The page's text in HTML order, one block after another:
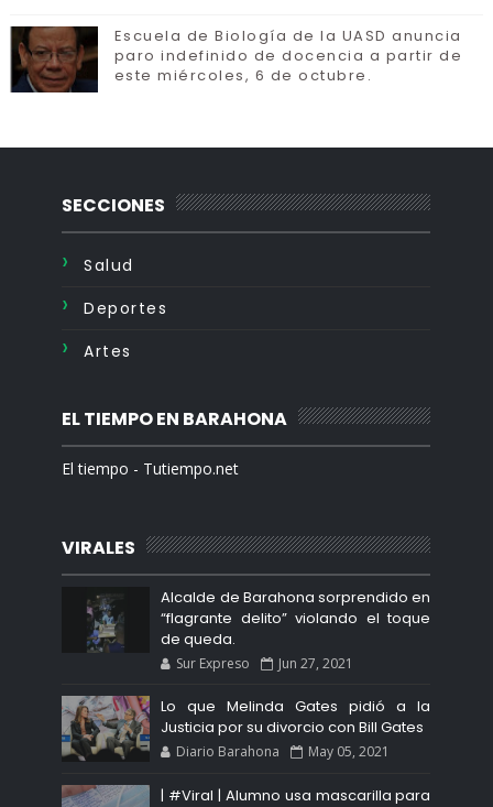
Escuela de Biología de la UASD anuncia
paro indefinido de docencia a partir de
este miércoles, 6 de octubre.
SECCIONES
Salud
Deportes
Artes
EL TIEMPO EN BARAHONA
El tiempo - Tutiempo.net
VIRALES
Alcalde de Barahona sorprendido en
“flagrante delito” violando el toque
de queda.
Sur Expreso Jun 27, 2021
Lo que Melinda Gates pidió a la
Justicia por su divorcio con Bill Gates
Diario Barahona May 05, 2021
| #Viral | Alumno usa mascarilla para